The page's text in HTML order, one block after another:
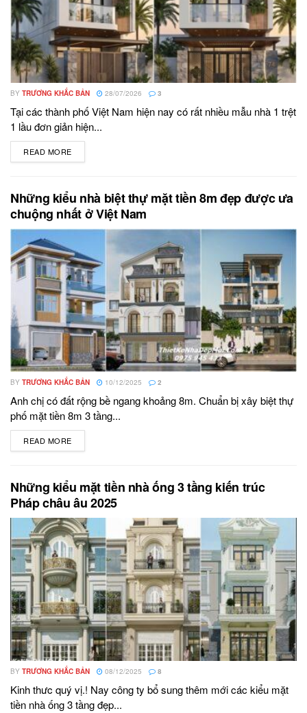
BY TRƯƠNG KHẮC BẢN 28/07/2026 3
Tại các thành phố Việt Nam hiện nay có rất nhiều mẫu nhà 1 trệt
1 lầu đơn giản hiện...
READ MORE
Những kiểu nhà biệt thự mặt tiền 8m đẹp được ưa
chuộng nhất ở Việt Nam
BY TRƯƠNG KHẮC BẢN 10/12/2025 2
Anh chị có đất rộng bề ngang khoảng 8m. Chuẩn bị xây biệt thự
phố mặt tiền 8m 3 tầng...
READ MORE
Những kiểu mặt tiền nhà ống 3 tầng kiến trúc
Pháp châu âu 2025
BY TRƯƠNG KHẮC BẢN 08/12/2025 8
Kinh thưc quý vị.! Nay công ty bổ sung thêm mới các kiểu mặt
tiền nhà ống 3 tầng đẹp...